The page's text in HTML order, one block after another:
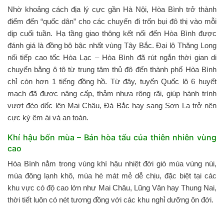
Nhờ khoảng cách địa lý cực gần Hà Nội, Hòa Bình trở thành
điểm đến “quốc dân” cho các chuyến đi trốn bụi đô thị vào mỗi
dịp cuối tuần. Hạ tầng giao thông kết nối đến Hòa Bình được
đánh giá là đồng bộ bậc nhất vùng Tây Bắc. Đại lộ Thăng Long
nối tiếp cao tốc Hòa Lạc – Hòa Bình đã rút ngắn thời gian di
chuyển bằng ô tô từ trung tâm thủ đô đến thành phố Hòa Bình
chỉ còn hơn 1 tiếng đồng hồ. Từ đây, tuyến Quốc lộ 6 huyết
mạch đã được nâng cấp, thảm nhựa rộng rãi, giúp hành trình
vượt đèo dốc lên Mai Châu, Đà Bắc hay sang Sơn La trở nên
cực kỳ êm ái và an toàn.
Khí hậu bốn mùa – Bản hòa tấu của thiên nhiên vùng
cao
Hòa Bình nằm trong vùng khí hậu nhiệt đới gió mùa vùng núi,
mùa đông lạnh khô, mùa hè mát mẻ dễ chịu, đặc biệt tại các
khu vực có độ cao lớn như Mai Châu, Lũng Vân hay Thung Nai,
thời tiết luôn có nét tương đồng với các khu nghỉ dưỡng ôn đới.